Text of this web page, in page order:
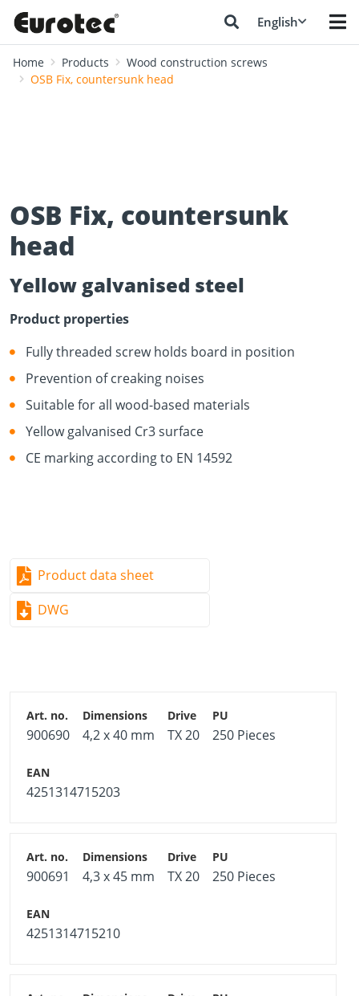
English
Home Products
Wood construction screws
OSB Fix, countersunk head
OSB Fix, countersunk
head
Yellow galvanised steel
Product properties
Fully threaded screw holds board in position
Prevention of creaking noises
Suitable for all wood-based materials
Yellow galvanised Cr3 surface
CE marking according to EN 14592
Product data sheet
DWG
900690 4,2 x 40 mm TX 20 250 Pieces
4251314715203
900691 4,3 x 45 mm TX 20 250 Pieces
4251314715210